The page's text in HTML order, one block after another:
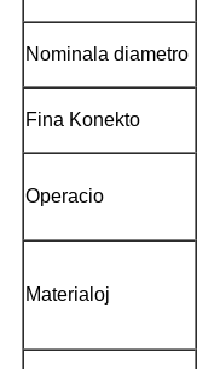
Nominala diametro
Fina Konekto
Operacio
Materialoj